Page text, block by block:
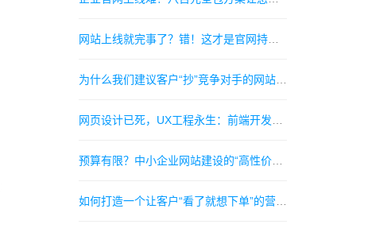
网站上线就完事了？错！这才是官网持续产生询盘的真正开始
为什么我们建议客户“抄”竞争对手的网站？此“抄”非彼“抄”
预算有限？中小企业网站建设的“高性价比”实操指南
如何打造一个让客户“看了就想下单”的营销型网站？